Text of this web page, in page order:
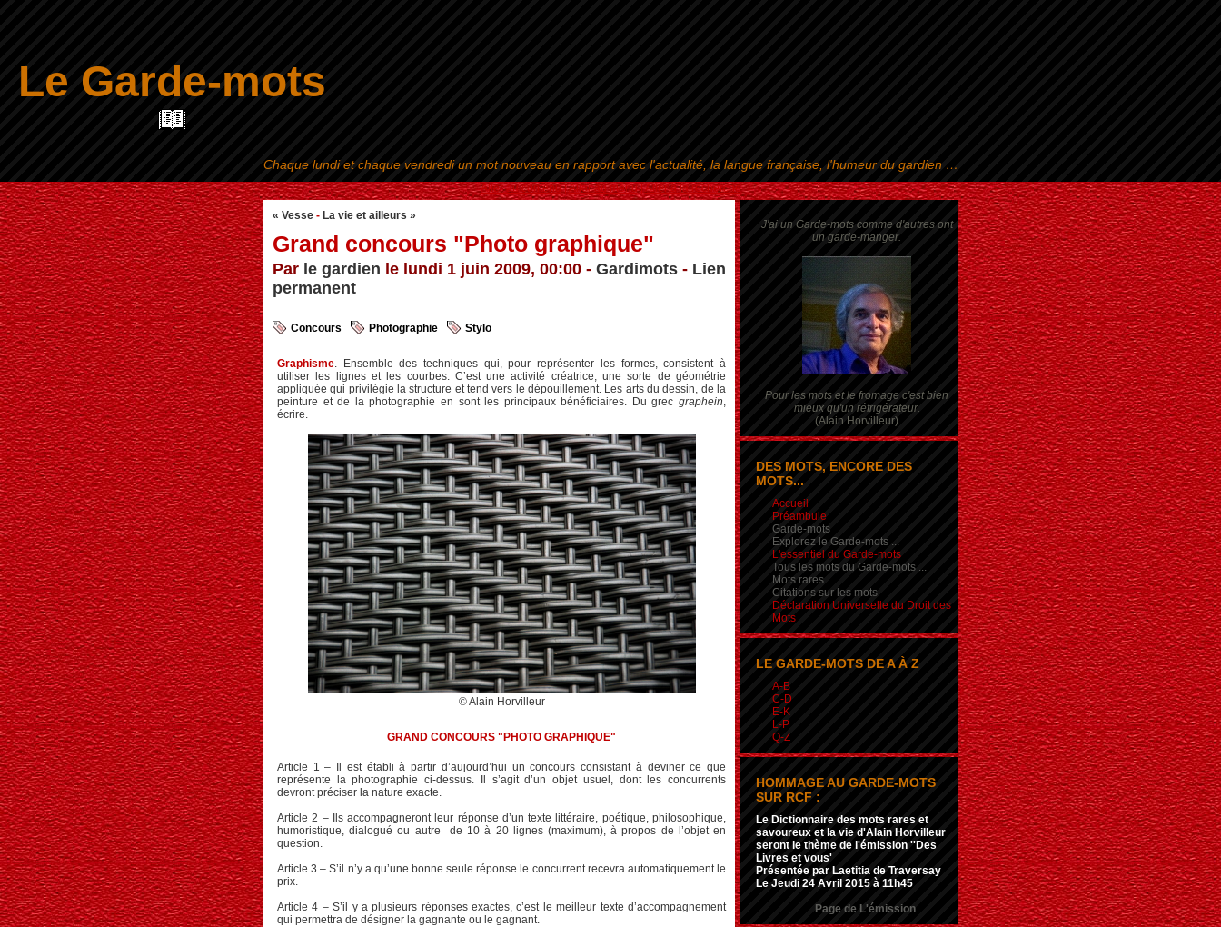
Le Garde-mots
Aller au contenu|Aller au menu|Aller à la recherche
« Vesse - La vie et ailleurs »
Grand concours "Photo graphique"
Par le gardien le lundi 1 juin 2009, 00:00 - Gardimots - Lien
permanent
Concours Photographie Stylo
Graphisme. Ensemble des techniques qui, pour représenter les formes, consistent à
utiliser les lignes et les courbes. C’est une activité créatrice, une sorte de géométrie
appliquée qui privilégie la structure et tend vers le dépouillement. Les arts du dessin, de la
peinture et de la photographie en sont les principaux bénéficiaires. Du grec graphein,
écrire.
© Alain Horvilleur
GRAND CONCOURS "PHOTO GRAPHIQUE"
Article 1 – Il est établi à partir d’aujourd’hui un concours consistant à deviner ce que
représente la photographie ci-dessus. Il s’agit d’un objet usuel, dont les concurrents
devront préciser la nature exacte.
Article 2 – Ils accompagneront leur réponse d’un texte littéraire, poétique, philosophique,
humoristique, dialogué ou autre de 10 à 20 lignes (maximum), à propos de l’objet en
question.
Article 3 – S’il n’y a qu’une bonne seule réponse le concurrent recevra automatiquement le
prix.
Article 4 – S’il y a plusieurs réponses exactes, c’est le meilleur texte d’accompagnement
qui permettra de désigner la gagnante ou le gagnant.
Chaque lundi et chaque vendredi un mot nouveau en rapport avec l'actualité, la langue française, l'humeur du gardien …
J'ai un Garde-mots comme d'autres ont
un garde-manger.
Pour les mots et le fromage c'est bien
mieux qu'un réfrigérateur.
(Alain Horvilleur)
DES MOTS, ENCORE DES
MOTS...
Accueil
Préambule
Garde-mots
Explorez le Garde-mots ...
L'essentiel du Garde-mots
Tous les mots du Garde-mots ...
Mots rares
Citations sur les mots
Déclaration Universelle du Droit des
Mots
LE GARDE-MOTS DE A À Z
A-B
C-D
E-K
L-P
Q-Z
HOMMAGE AU GARDE-MOTS
SUR RCF :
Le Dictionnaire des mots rares et
savoureux et la vie d'Alain Horvilleur
seront le thème de l'émission ''Des
Livres et vous'
Présentée par Laetitia de Traversay
Le Jeudi 24 Avril 2015 à 11h45
Page de L'émission